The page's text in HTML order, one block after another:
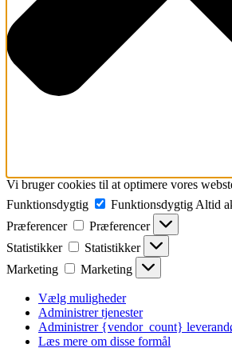
Vi bruger cookies til at optimere vores
Funktionsdygtig
Funktionsdygtig Altid
Præferencer
Præferencer
Statistikker
Statistikker
Marketing
Marketing
Vælg muligheder
Administrer tjenester
Administrer {vendor_count}
Læs mere om disse formål